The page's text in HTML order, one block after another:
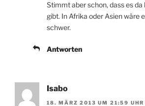
Stimmt aber schon, dass es
gibt. In Afrika oder Asien wäre
schwer.
Antworten
Isabo
18. MÄRZ 2013 UM 21:59 UHR